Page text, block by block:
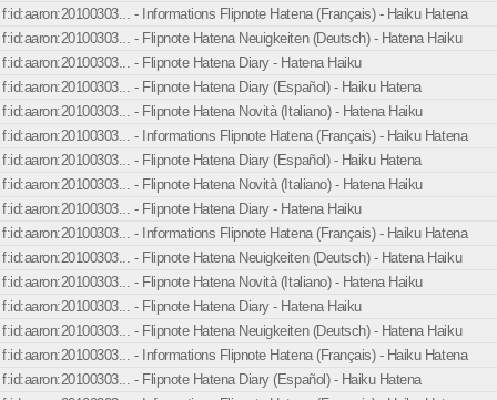
f:id:aaron:20100303... - Informations Flipnote Hatena (Français) - Haiku Hatena
f:id:aaron:20100303... - Flipnote Hatena Neuigkeiten (Deutsch) - Hatena Haiku
f:id:aaron:20100303... - Flipnote Hatena Diary - Hatena Haiku
f:id:aaron:20100303... - Flipnote Hatena Diary (Español) - Haiku Hatena
f:id:aaron:20100303... - Flipnote Hatena Novità (Italiano) - Hatena Haiku
f:id:aaron:20100303... - Informations Flipnote Hatena (Français) - Haiku Hatena
f:id:aaron:20100303... - Flipnote Hatena Diary (Español) - Haiku Hatena
f:id:aaron:20100303... - Flipnote Hatena Novità (Italiano) - Hatena Haiku
f:id:aaron:20100303... - Flipnote Hatena Diary - Hatena Haiku
f:id:aaron:20100303... - Informations Flipnote Hatena (Français) - Haiku Hatena
f:id:aaron:20100303... - Flipnote Hatena Neuigkeiten (Deutsch) - Hatena Haiku
f:id:aaron:20100303... - Flipnote Hatena Novità (Italiano) - Hatena Haiku
f:id:aaron:20100303... - Flipnote Hatena Diary - Hatena Haiku
f:id:aaron:20100303... - Flipnote Hatena Neuigkeiten (Deutsch) - Hatena Haiku
f:id:aaron:20100303... - Informations Flipnote Hatena (Français) - Haiku Hatena
f:id:aaron:20100303... - Flipnote Hatena Diary (Español) - Haiku Hatena